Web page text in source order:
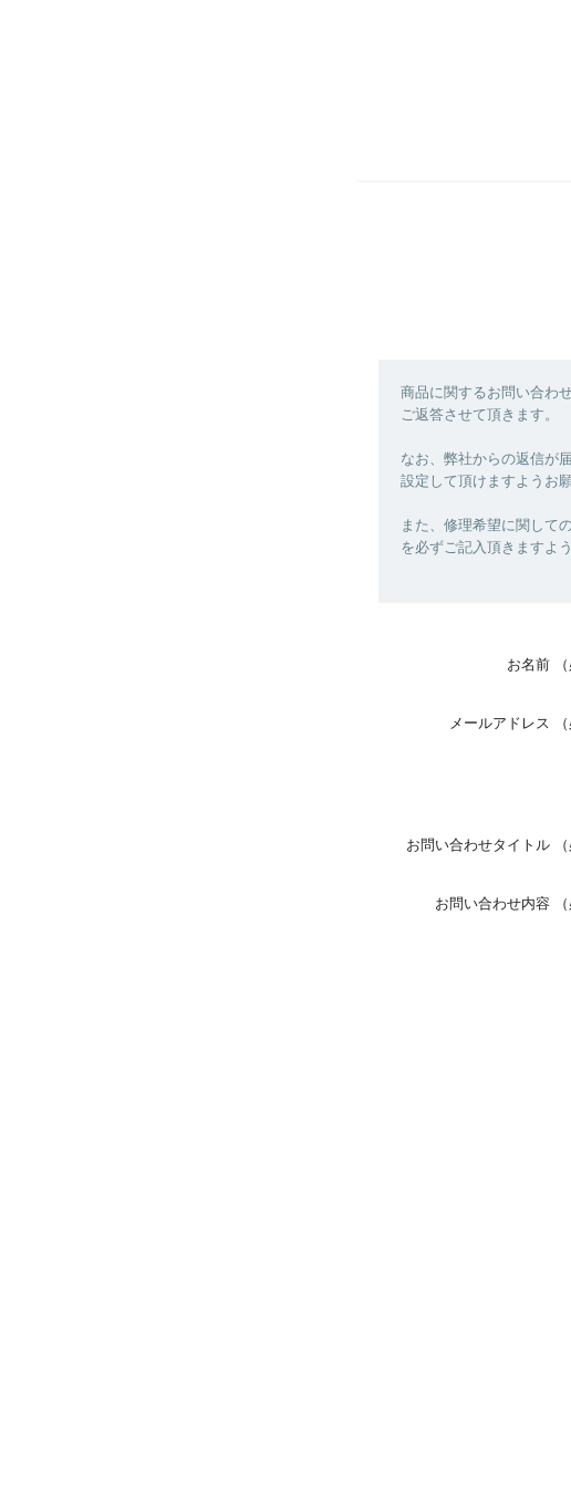
商品に関するお問い合わ
ご返答させて頂きます。
なお、弊社からの返信が
設定して頂けますようお
また、修理希望に関して
を必ずご記入頂きますよ
お名前
メールアドレス
お問い合わせタイトル
お問い合わせ内容